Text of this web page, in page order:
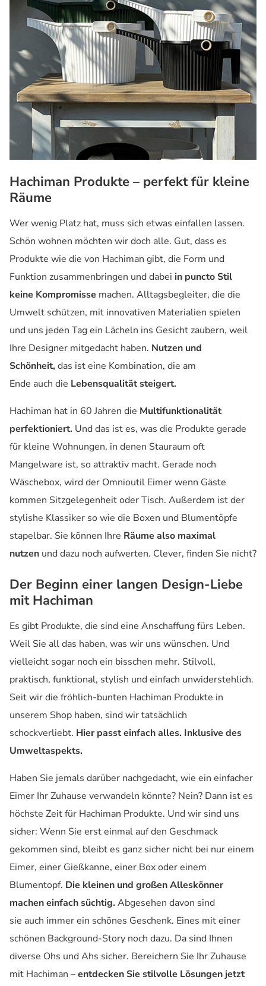
Hachiman Produkte – perfekt für kleine
Räume
Wer wenig Platz hat, muss sich etwas einfallen lassen.
Schön wohnen möchten wir doch alle. Gut, dass es
Produkte wie die von Hachiman gibt, die Form und
Funktion zusammenbringen und dabei in puncto Stil
keine Kompromisse machen. Alltagsbegleiter, die die
Umwelt schützen, mit innovativen Materialien spielen
und uns jeden Tag ein Lächeln ins Gesicht zaubern, weil
Ihre Designer mitgedacht haben. Nutzen und
Schönheit, das ist eine Kombination, die am
Ende auch die Lebensqualität steigert.
Hachiman hat in 60 Jahren die Multifunktionalität
perfektioniert. Und das ist es, was die Produkte gerade
für kleine Wohnungen, in denen Stauraum oft
Mangelware ist, so attraktiv macht. Gerade noch
Wäschebox, wird der Omnioutil Eimer wenn Gäste
kommen Sitzgelegenheit oder Tisch. Außerdem ist der
stylishe Klassiker so wie die Boxen und Blumentöpfe
stapelbar. Sie können Ihre Räume also maximal
nutzen und dazu noch aufwerten. Clever, finden Sie nicht?
Der Beginn einer langen Design-Liebe
mit Hachiman
Es gibt Produkte, die sind eine Anschaffung fürs Leben.
Weil Sie all das haben, was wir uns wünschen. Und
vielleicht sogar noch ein bisschen mehr. Stilvoll,
praktisch, funktional, stylish und einfach unwiderstehlich.
Seit wir die fröhlich-bunten Hachiman Produkte in
unserem Shop haben, sind wir tatsächlich
schockverliebt. Hier passt einfach alles. Inklusive des
Umweltaspekts.
Haben Sie jemals darüber nachgedacht, wie ein einfacher
Eimer Ihr Zuhause verwandeln könnte? Nein? Dann ist es
höchste Zeit für Hachiman Produkte. Und wir sind uns
sicher: Wenn Sie erst einmal auf den Geschmack
gekommen sind, bleibt es ganz sicher nicht bei nur einem
Eimer, einer Gießkanne, einer Box oder einem
Blumentopf. Die kleinen und großen Alleskönner
machen einfach süchtig. Abgesehen davon sind
sie auch immer ein schönes Geschenk. Eines mit einer
schönen Background-Story noch dazu. Da sind Ihnen
diverse Ohs und Ahs sicher. Bereichern Sie Ihr Zuhause
mit Hachiman –entdecken Sie stilvolle Lösungen jetzt